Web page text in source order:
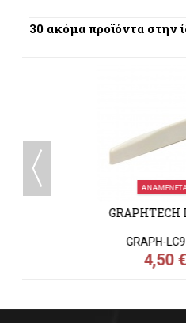
30 ακόμα προϊόντα στην